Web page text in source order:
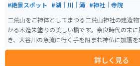
#絶景スポット #湖｜川｜滝 #神社｜寺院
二荒山をご神体としてまつる二荒山神社の建造
かる木造朱塗りの美しい橋です。奈良時代の末
き、大谷川の急流に行く手を阻まれ神仏に加護
匹の蛇を放ち、その背から山菅が生えて橋にな
別名、山菅橋や山菅の蛇橋とも呼ばれています。
詳しく見る